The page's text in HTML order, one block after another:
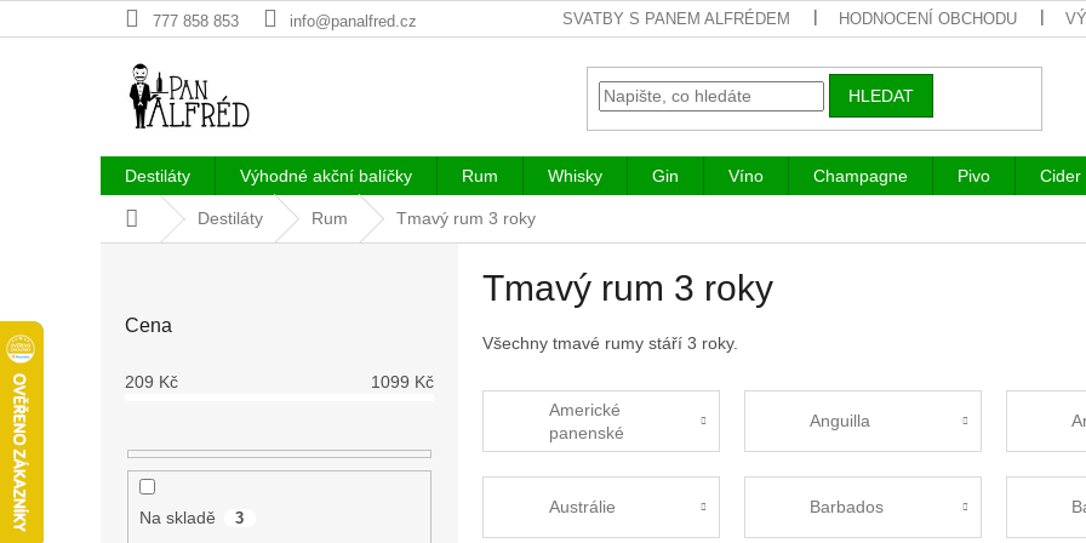
na
777 858 853 info@panalfred.cz SVATBY S PANEM ALFRÉDEM HODNOCENÍ OBCHODU
HLEDAT
Destiláty Výhodné akční balíčky Rum Whisky Gin Víno Champagne Pivo Cider
Domů Destiláty Rum Tmavý rum 3 roky
Cena
209 Kč 1099 Kč
Na skladě 3
Tmavý rum 3 roky
Všechny tmavé rumy stáří 3 roky.
Americké
panenské
ostrovy
Anguilla
Austrálie Barbados